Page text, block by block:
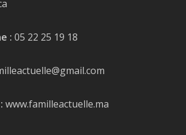
: 05 22 25 19 18
www.familleactuelle.ma